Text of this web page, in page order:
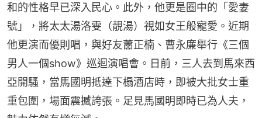
和的性格早已深入民心。此外，他更是圈中的「愛妻
號」，將太太湯洛雯（靚湯）視如女王般寵愛。近期
他更演而優則唱，與好友蕭正楠、曹永廉舉行《三個
男人一個show》巡迴演唱會。日前，三人去到馬來西
亞開騷，當馬國明抵達下榻酒店時，即被大批女士重
重包圍，場面震撼誇張。足見馬國明即時已為人夫，